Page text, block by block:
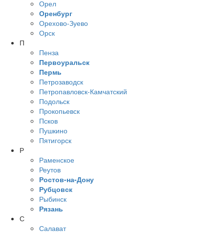
Орел
Оренбург
Орехово-Зуево
Орск
П
Пенза
Первоуральск
Пермь
Петрозаводск
Петропавловск-Камчатский
Подольск
Прокопьевск
Псков
Пушкино
Пятигорск
Р
Раменское
Реутов
Ростов-на-Дону
Рубцовск
Рыбинск
Рязань
С
Салават